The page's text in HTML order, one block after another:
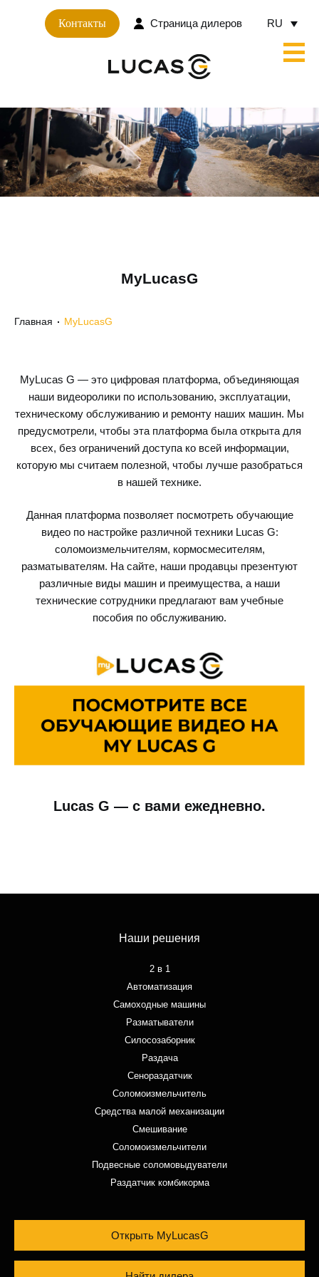
Контакты Страница дилеров RU
MyLucasG
Главная MyLucasG
MyLucas G — это цифровая платформа, объединяющая
наши видеоролики по использованию, эксплуатации,
техническому обслуживанию и ремонту наших машин. Мы
предусмотрели, чтобы эта платформа была открыта для
всех, без ограничений доступа ко всей информации,
которую мы считаем полезной, чтобы лучше разобраться
в нашей технике.
Данная платформа позволяет посмотреть обучающие
видео по настройке различной техники Lucas G:
соломоизмельчителям, кормосмесителям,
разматывателям. На сайте, наши продавцы презентуют
различные виды машин и преимущества, а наши
технические сотрудники предлагают вам учебные
пособия по обслуживанию.
Lucas G — с вами ежедневно.
Наши решения
2 в 1
Автоматизация
Самоходные машины
Разматыватели
Силосозаборник
Раздача
Сенораздатчик
Соломоизмельчитель
Средства малой механизации
Смешивание
Соломоизмельчители
Подвесные соломовыдуватели
Раздатчик комбикорма
Открыть MyLucasG